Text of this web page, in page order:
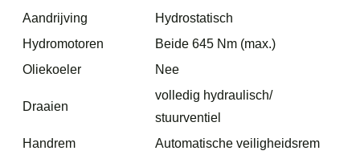
Aandrijving
Hydrostatisch
Hydromotoren
Beide 645 Nm (max.)
Oliekoeler
Nee
Draaien
volledig hydraulisch/
stuurventiel
Handrem
Automatische veiligheidsrem